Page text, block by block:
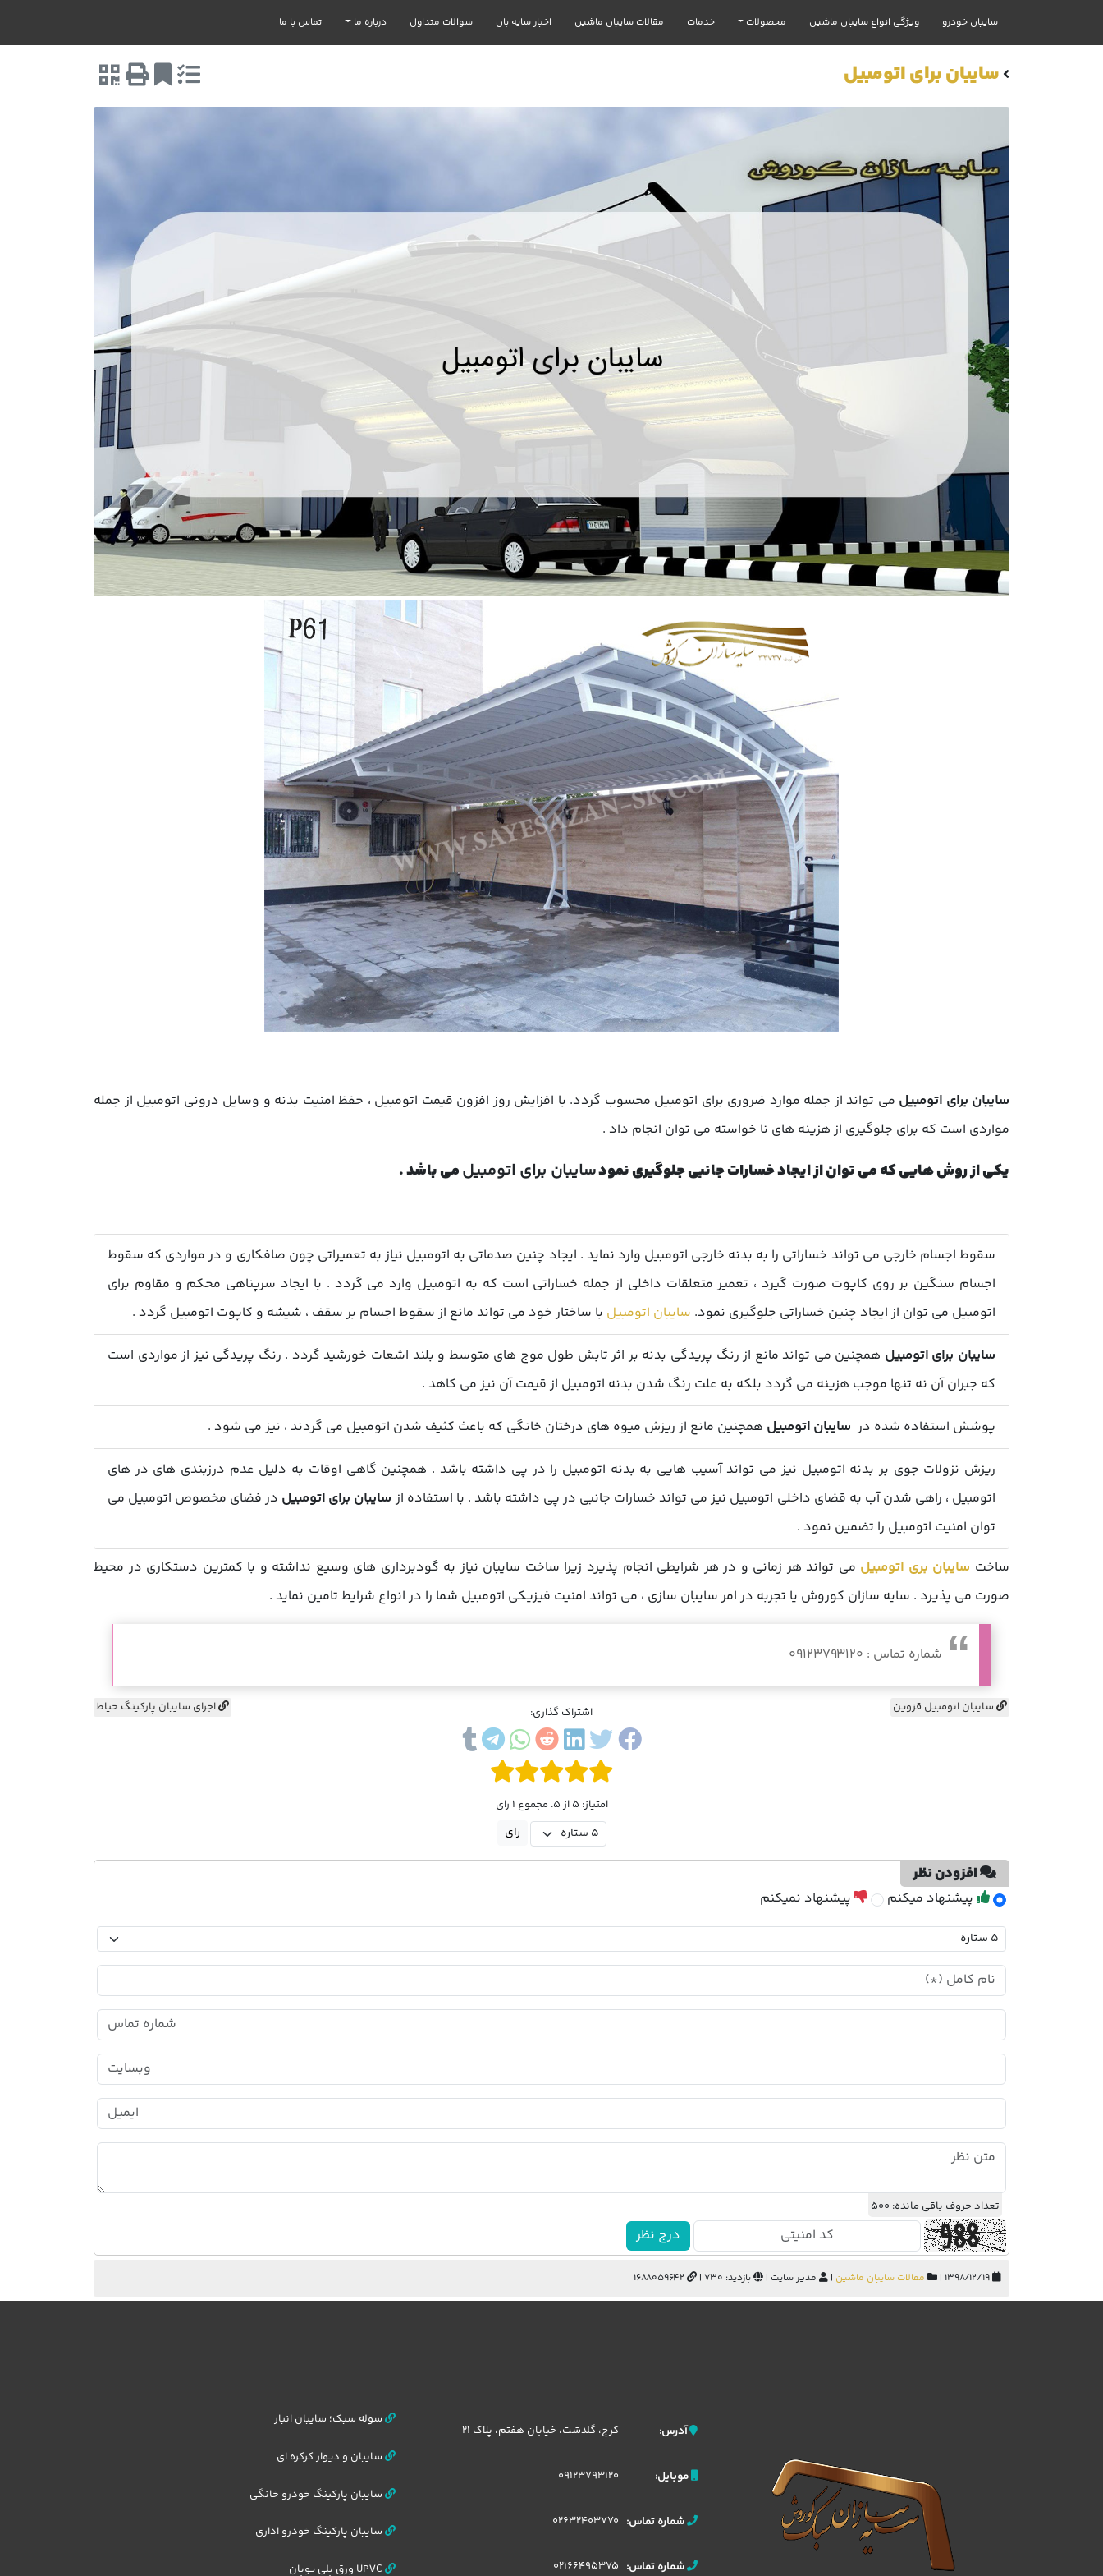
سایبان خودرو ویژگی انواع سایبان ماشین محصولات خدمات مقالات سایبان ماشین اخبار سایه بان سوالات متداول درباره ما تماس با ما
سایبان برای اتومبیل
سایبان برای اتومبیل می تواند از جمله موارد ضروری برای اتومبیل محسوب گردد. با افزایش روز افزون قیمت اتومبیل ، حفظ امنیت بدنه و وسایل درونی اتومبیل از جمله
مواردی است که برای جلوگیری از هزینه های نا خواسته می توان انجام داد .
یکی از روش هایی که می توان از ایجاد خسارات جانبی جلوگیری نمودسایبان برای اتومبیلمی باشد .
سقوط اجسام خارجی می تواند خساراتی را به بدنه خارجی اتومبیل وارد نماید . ایجاد چنین صدماتی به اتومبیل نیاز به تعمیراتی چون صافکاری و در مواردی که سقوط
اجسام سنگین بر روی کاپوت صورت گیرد ، تعمیر متعلقات داخلی از جمله خساراتی است که به اتومبیل وارد می گردد . با ایجاد سرپناهی محکم و مقاوم برای
اتومبیل می توان از ایجاد چنین خساراتی جلوگیری نمود. سایبان اتومبیل با ساختار خود می تواند مانع از سقوط اجسام بر سقف ، شیشه و کاپوت اتومبیل گردد .
سایبان برای اتومبیل همچنین می تواند مانع از رنگ پریدگی بدنه بر اثر تابش طول موج های متوسط و بلند اشعات خورشید گردد . رنگ پریدگی نیز از مواردی است
که جبران آن نه تنها موجب هزینه می گردد بلکه به علت رنگ شدن بدنه اتومبیل از قیمت آن نیز می کاهد .
پوشش استفاده شده در سایبان اتومبیل همچنین مانع از ریزش میوه های درختان خانگی که باعث کثیف شدن اتومبیل می گردند ، نیز می شود .
ریزش نزولات جوی بر بدنه اتومبیل نیز می تواند آسیب هایی به بدنه اتومبیل را در پی داشته باشد . همچنین گاهی اوقات به دلیل عدم درزبندی های در های
اتومبیل ، راهی شدن آب به قضای داخلی اتومبیل نیز می تواند خسارات جانبی در پی داشته باشد . با استفاده از سایبان برای اتومبیل در فضای مخصوص اتومبیل می
توان امنیت اتومبیل را تضمین نمود .
ساخت سایبان بری اتومبیل می تواند هر زمانی و در هر شرایطی انجام پذیرد زیرا ساخت سایبان نیاز به گودبرداری های وسیع نداشته و با کمترین دستکاری در محیط
صورت می پذیرد . سایه سازان کوروش یا تجربه در امر سایبان سازی ، می تواند امنیت فیزیکی اتومبیل شما را در انواع شرایط تامین نماید .
شماره تماس : 09123793120
سایبان اتومبیل قزوین اجرای سایبان پارکینگ حیاط اشتراک گذاری:
امتیاز: 5 از 5. مجموع 1 رای
افزودن نظر
پیشنهاد میکنم پیشنهاد نمیکنم
تعداد حروف باقی مانده: 500
درج نظر
مقالات سایبان ماشین | مدیر سایت | بازدید: 730 | 1688059642
آدرس: کرج، گلدشت، خیابان هفتم، پلاک 21
موبایل: 09123793120
شماره تماس: 02632403770
شماره تماس: 02166495375
سوله سبک؛ سایبان انبار
سایبان و دیوار کرکره ای
سایبان پارکینگ خودرو خانگی
سایبان پارکینگ خودرو اداری